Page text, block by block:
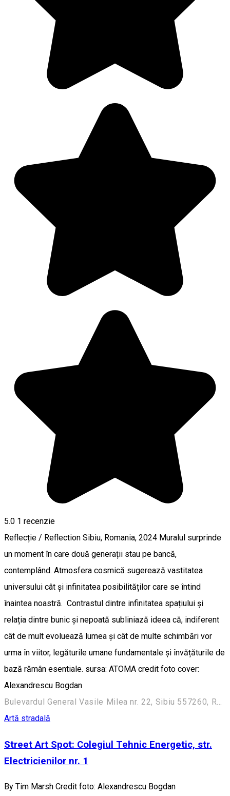
5.0 1 recenzie
Reflecție / Reflection Sibiu, Romania, 2024 Muralul surprinde
un moment în care două generații stau pe bancă,
contemplând. Atmosfera cosmică sugerează vastitatea
universului cât și infinitatea posibilităților care se întind
înaintea noastră. Contrastul dintre infinitatea spațiului și
relația dintre bunic și nepoată subliniază ideea că, indiferent
cât de mult evoluează lumea și cât de multe schimbări vor
urma în viitor, legăturile umane fundamentale și învățăturile de
bază rămân esentiale. sursa: ATOMA credit foto cover:
Alexandrescu Bogdan
Bulevardul General Vasile Milea nr. 22, Sibiu 557260, Romania
Artă stradală
Street Art Spot: Colegiul Tehnic Energetic, str.
Electricienilor nr. 1
By Tim Marsh Credit foto: Alexandrescu Bogdan